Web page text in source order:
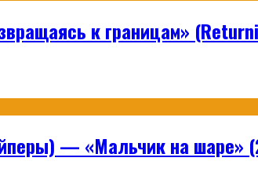
к границам»
— «Мальчик на шаре»